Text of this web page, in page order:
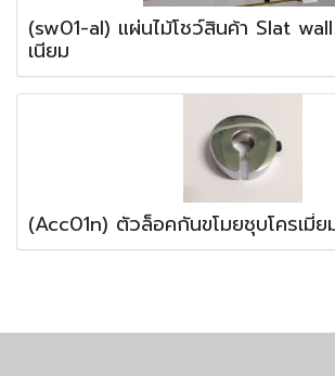
(sw01-al) แผ่นไม้โชว์สินค้า Slat
เนียม
(Acc01n) ตัวล็อคกันขโมยชุบโครเมี่